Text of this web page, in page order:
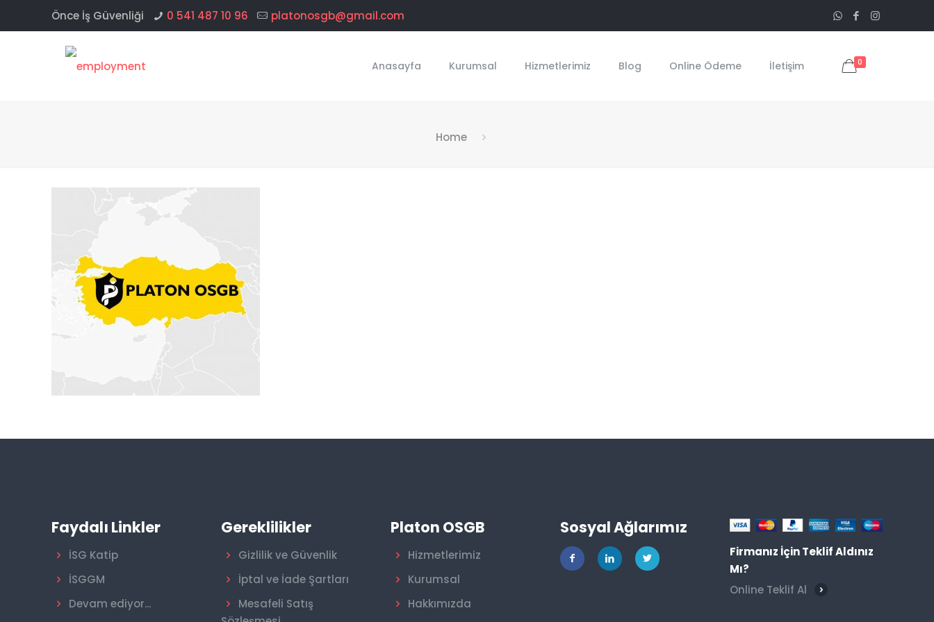
Önce İş Güvenliği 0 541 487 10 96 platonosgb@gmail.com
Anasayfa Kurumsal Hizmetlerimiz Blog Online Ödeme İletişim 0
Home
Faydalı Linkler
İSG Katip
İSGGM
Devam ediyor...
Gereklilikler
Gizlilik ve Güvenlik
İptal ve İade Şartları
Mesafeli Satış
Platon OSGB
Hizmetlerimiz
Kurumsal
Hakkımızda
Sosyal Ağlarımız
Firmanız İçin Teklif Aldınız
Mı?
Online Teklif Al